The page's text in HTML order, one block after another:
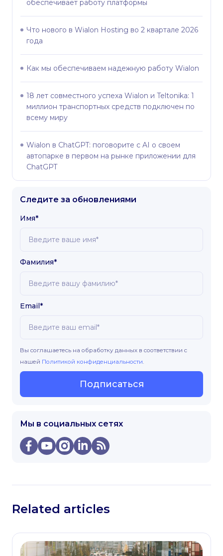
обеспечивает работу платформы
Что нового в Wialon Hosting во 2 квартале 2026
года
Как мы обеспечиваем надежную работу Wialon
18 лет совместного успеха Wialon и Teltonika: 1
миллион транспортных средств подключен по
всему миру
Wialon в ChatGPT: поговорите с AI о своем
автопарке в первом на рынке приложении для
ChatGPT
Следите за обновлениями
Имя*
Фамилия*
Email*
Вы соглашаетесь на обработку данных в соответствии с
нашей Политикой конфиденциальности
Подписаться
Мы в социальных сетях
Related articles